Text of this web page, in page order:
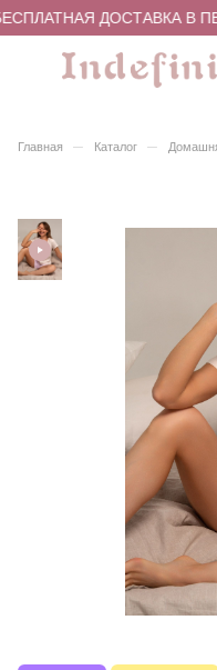
ДОСТАВКА В
Главная – Каталог –